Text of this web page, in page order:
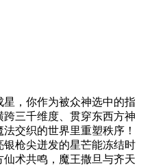
，你作为被众神选中的指
三千维度、贯穿东西方神
交织的世界里重塑秩序！
枪尖迸发的星芒能冻结时
术共鸣，魔王撒旦与齐天